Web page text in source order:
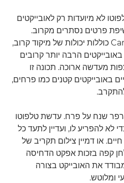
לא מיועדות רק לאובייקטים
פרטים נסתרים מקרוב.
עדשת טלפוטו רבות של Canon כוללות יכולות של מיקוד קרוב,
הרבה יותר קרובים
מעדשה ארוכה. תכונה זו
באובייקטים קטנים כמו פרחים,
שנח על פרח. עדשת טלפוטו
להפריע לו, ועדיין לתעד כל
או דמיין צילום תקריב של
קפה בזכות אפקט הדחיסה
את האובייקט בצורה
ומלוטש.